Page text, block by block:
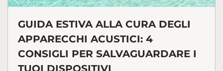
GUIDA ESTIVA ALLA CURA DEGLI
APPARECCHI ACUSTICI: 4
CONSIGLI PER SALVAGUARDARE I
TUOI DISPOSITIVI